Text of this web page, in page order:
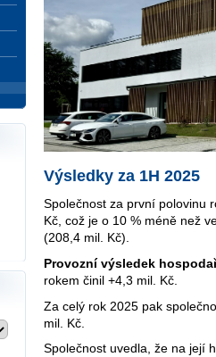
Výsledky za 1H 2025
Společnost za první polovinu
Kč, což je o 10 % méně než
(208,4 mil. Kč).
Provozní výsledek
rokem činil +4,3 mil. Kč.
Za celý rok 2025 pak
mil. Kč.
Společnost uvedla, že na její